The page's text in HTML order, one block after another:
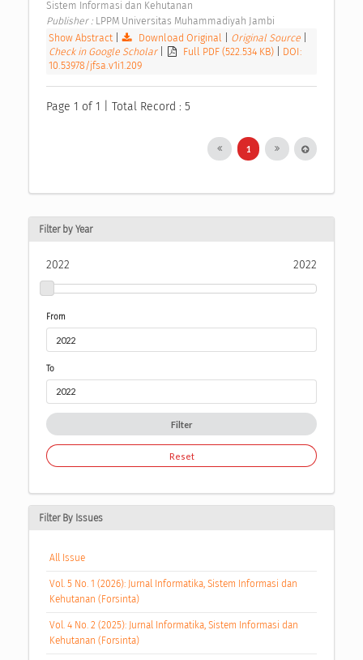
Sistem Informasi dan Kehutanan
Publisher : LPPM Universitas Muhammadiyah Jambi
Show Abstract| Download Original Original Source
Check in Google Scholar
Full PDF (522.534 KB)
DOI:
10.53978/jfsa.v1i1.209
Page 1 of 1 | Total Record : 5
1
Filter by Year
2022 2022
From
To
Filter
Reset
Filter By Issues
All Issue
Vol. 5 No. 1 (2026): Jurnal Informatika, Sistem Informasi dan
Kehutanan (Forsinta)
Vol. 4 No. 2 (2025): Jurnal Informatika, Sistem Informasi dan
Kehutanan (Forsinta)